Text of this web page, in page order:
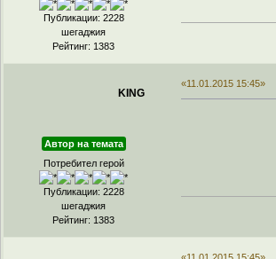
Публикации: 2228
шегаджия
Рейтинг: 1383
KING
Автор на темата
Потребител герой
Публикации: 2228
шегаджия
Рейтинг: 1383
«11.01.2015 15:45»